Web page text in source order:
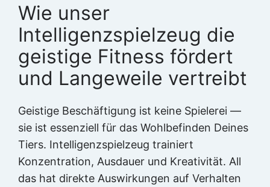
Wie unser
Intelligenzspielzeug die
geistige Fitness fördert
und Langeweile vertreibt
Geistige Beschäftigung ist keine Spielerei —
sie ist essenziell für das Wohlbefinden Deines
Tiers. Intelligenzspielzeug trainiert
Konzentration, Ausdauer und Kreativität. All
das hat direkte Auswirkungen auf Verhalten